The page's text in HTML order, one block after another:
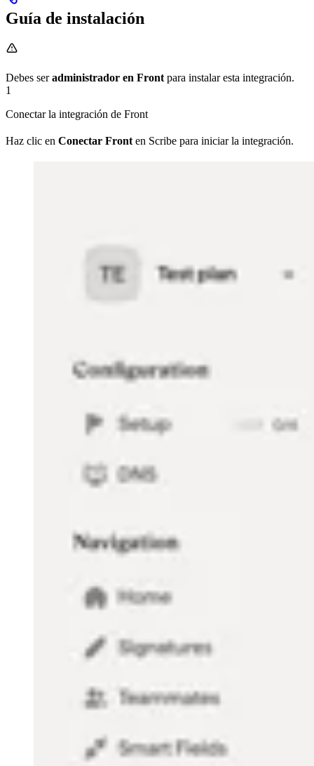
Guía de instalación
Debes seradministrador en Front para instalar esta integración.
1
Conectar la integración de Front
Haz clic en Conectar Front en Scribe para iniciar la integración.